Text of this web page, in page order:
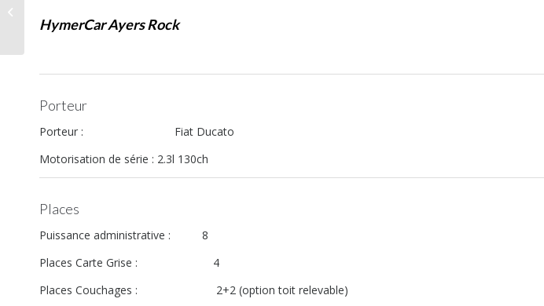
HymerCar Ayers Rock
Porteur
Porteur : Fiat Ducato
Motorisation de série : 2.3l 130ch
Places
Puissance administrative : 8
Places Carte Grise : 4
Places Couchages : 2+2 (option toit relevable)
appel au Citroën